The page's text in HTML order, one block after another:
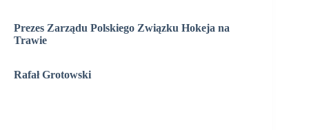
Prezes Zarządu Polskiego Związku Hokeja na
Trawie
Rafał Grotowski